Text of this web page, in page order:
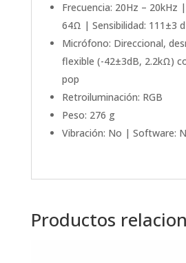
Frecuencia: 20Hz – 20kHz
64Ω | Sensibilidad: 111±3
Micrófono: Direccional,
flexible (-42±3dB, 2.2kΩ)
pop
Retroiluminación: RGB
Peso: 276 g
Vibración: No | Software:
Productos